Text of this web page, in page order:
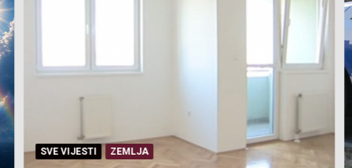
SVE VIJESTI ZEMLJA